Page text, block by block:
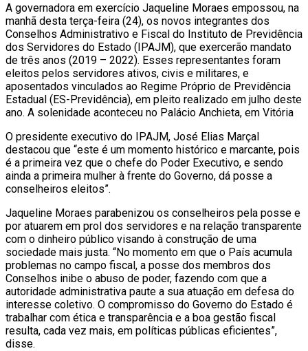
A governadora em exercício Jaqueline Moraes empossou, na
manhã desta terça-feira (24), os novos integrantes dos
Conselhos Administrativo e Fiscal do Instituto de Previdência
dos Servidores do Estado (IPAJM), que exercerão mandato
de três anos (2019 – 2022). Esses representantes foram
eleitos pelos servidores ativos, civis e militares, e
aposentados vinculados ao Regime Próprio de Previdência
Estadual (ES-Previdência), em pleito realizado em julho deste
ano. A solenidade aconteceu no Palácio Anchieta, em Vitória
O presidente executivo do IPAJM, José Elias Marçal
destacou que “este é um momento histórico e marcante, pois
é a primeira vez que o chefe do Poder Executivo, e sendo
ainda a primeira mulher à frente do Governo, dá posse a
conselheiros eleitos”.
Jaqueline Moraes parabenizou os conselheiros pela posse e
por atuarem em prol dos servidores e na relação transparente
com o dinheiro público visando à construção de uma
sociedade mais justa. “No momento em que o País acumula
problemas no campo fiscal, a posse dos membros dos
Conselhos inibe o abuso de poder, fazendo com que a
autoridade administrativa paute a sua atuação em defesa do
interesse coletivo. O compromisso do Governo do Estado é
trabalhar com ética e transparência e a boa gestão fiscal
resulta, cada vez mais, em políticas públicas eficientes”,
disse.